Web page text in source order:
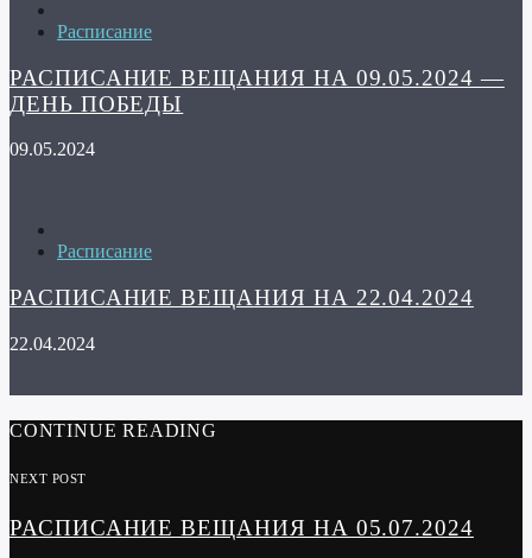
Расписание
РАСПИСАНИЕ ВЕЩАНИЯ НА 09.05.2024 —
ДЕНЬ ПОБЕДЫ
09.05.2024
Расписание
РАСПИСАНИЕ ВЕЩАНИЯ НА 22.04.2024
22.04.2024
CONTINUE READING
NEXT POST
РАСПИСАНИЕ ВЕЩАНИЯ НА 05.07.2024